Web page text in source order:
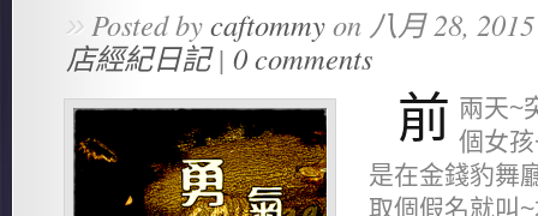
»Posted bycaftommyon 八月 28,
店經紀日記| 0 comments
前 兩天~
個女
是在金錢豹舞
取個假名就叫